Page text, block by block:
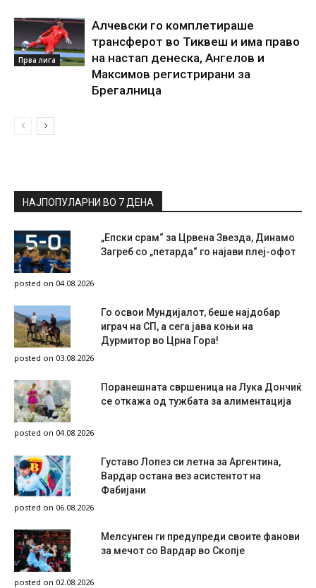
Прва лига
Алчевски го комплетираше
трансферот во Тиквеш и има право
на настап денеска, Ангелов и
Максимов регистрирани за
Брегалница
НАЈПОПУЛАРНИ ВО 7 ДЕНА
„Епски срам“ за Црвена Звезда, Динамо
Загреб со „петарда“ го најави плеј-офот
posted on 04.08.2026
Го освои Мундијалот, беше најдобар
играч на СП, а сега јава коњи на
Дурмитор во Црна Гора!
posted on 03.08.2026
Поранешната свршеница на Лука Дончиќ
се откажа од тужбата за алиментација
posted on 04.08.2026
Густаво Лопез си летна за Аргентина,
Вардар остана вез асистентот на
Фабијани
posted on 06.08.2026
Мелсунген ги предупреди своите фанови
за мечот со Вардар во Скопје
posted on 02.08.2026